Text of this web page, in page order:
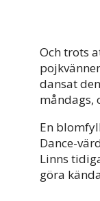
Och trots
dansat
måndags,
En
Dance-
Linns
göra